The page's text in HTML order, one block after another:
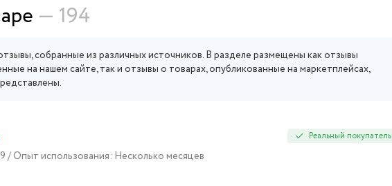
— 194
собранные из различных источников. В разделе размещены как отзывы
на нашем сайте, так и отзывы о товарах, опубликованные на маркетплейсах,
/ Опыт использования: Несколько месяцев
Реальный покупатель